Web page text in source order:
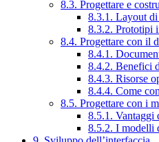
8.3. Progettare e
8.3.1. Layout di
8.3.2. Prototipi
8.4. Progettare con il
8.4.1.
8.4.2. Benefici
8.4.3. Risorse
8.4.4. Come
8.5. Progettare con i
8.5.1. Vantaggi
8.5.2. I modelli